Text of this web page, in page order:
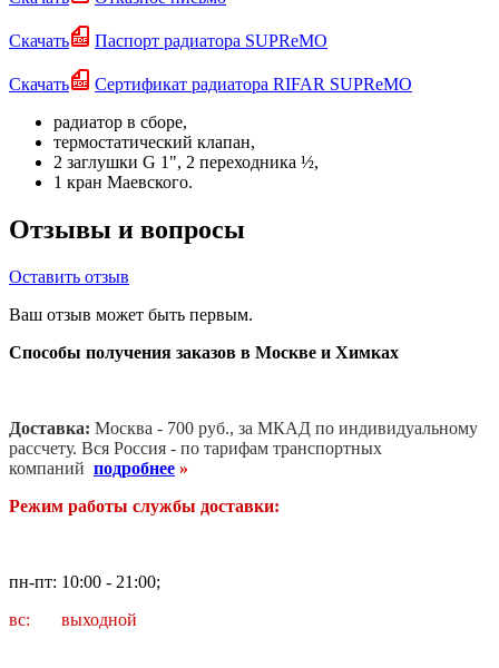
Скачать Паспорт радиатора SUPReMO
Скачать
Сертификат радиатора RIFAR SUPReMO
радиатор в сборе,
термостатический клапан,
2 заглушки G 1", 2 переходника ½,
1 кран Маевского.
Отзывы и вопросы
Оставить отзыв
Ваш отзыв может быть первым.
Способы получения заказов в Москве и Химках
Доставка: Москва - 700 руб., за МКАД по индивидуальному
рассчету. Вся Россия - по тарифам транспортных
компаний подробнее »
Режим работы службы доставки:
пн-пт: 10:00 - 21:00;
вс: выходной